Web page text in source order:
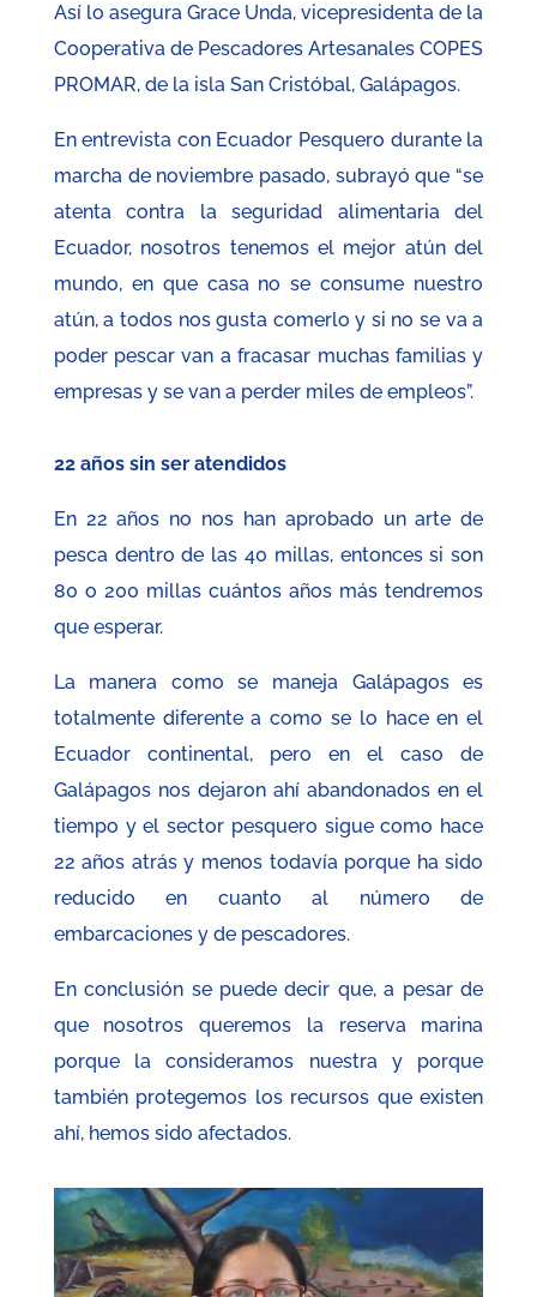
Así lo asegura Grace Unda, vicepresidenta de la
Cooperativa de Pescadores Artesanales COPES
PROMAR, de la isla San Cristóbal, Galápagos.
En entrevista con Ecuador Pesquero durante la
marcha de noviembre pasado, subrayó que “se
atenta contra la seguridad alimentaria del
Ecuador, nosotros tenemos el mejor atún del
mundo, en que casa no se consume nuestro
atún, a todos nos gusta comerlo y si no se va a
poder pescar van a fracasar muchas familias y
empresas y se van a perder miles de empleos”.
22 años sin ser atendidos
En 22 años no nos han aprobado un arte de
pesca dentro de las 40 millas, entonces si son
80 o 200 millas cuántos años más tendremos
que esperar.
La manera como se maneja Galápagos es
totalmente diferente a como se lo hace en el
Ecuador continental, pero en el caso de
Galápagos nos dejaron ahí abandonados en el
tiempo y el sector pesquero sigue como hace
22 años atrás y menos todavía porque ha sido
reducido en cuanto al número de
embarcaciones y de pescadores.
En conclusión se puede decir que, a pesar de
que nosotros queremos la reserva marina
porque la consideramos nuestra y porque
también protegemos los recursos que existen
ahí, hemos sido afectados.